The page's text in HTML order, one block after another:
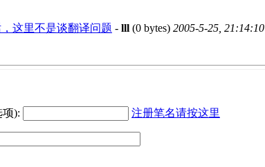
这里不是谈翻译问题 - lll (0 bytes) 2005-5-25, 21:14:10
项): 注册笔名请按这里